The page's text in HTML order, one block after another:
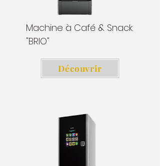
Machine à Café & Snack
"BRIO"
Découvrir